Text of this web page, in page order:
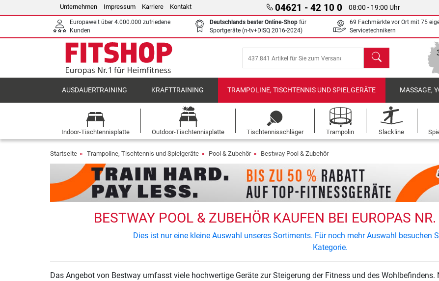
Unternehmen Impressum Karriere Kontakt 04621 - 42 10 0 08:00 - 19:00 Uhr
Europaweit über 4.000.000 zufriedene
Kunden
Deutschlands bester Online-Shop für
Sportgeräte (n-tv+DISQ 2016-2024)
69 Fachmärkte vor Ort mit 75
Servicetechnikern
Suchen
AUSDAUERTRAINING KRAFTTRAINING TRAMPOLINE, TISCHTENNIS UND SPIELGERÄTE MASSAGE,
Indoor-Tischtennisplatte Outdoor-Tischtennisplatte Tischtennisschläger Trampolin Slackline
Startseite Trampoline, Tischtennis und Spielgeräte Pool & Zubehör Bestway Pool & Zubehör
BESTWAY POOL & ZUBEHÖR KAUFEN BEI EUROPAS
Dies ist nur eine kleine Auswahl unseres Sortiments. Für noch mehr Auswahl besuchen
Kategorie.
Das Angebot von Bestway umfasst viele hochwertige Geräte zur Steigerung der Fitness und des Wohlbefindens.